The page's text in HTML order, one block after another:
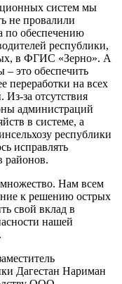
систем мы
не провалили
по обеспечению
республики,
в ФГИС «Зерно». А
– это обеспечить
переработки на всех
Из-за отсутствия
администраций
в системе, а
республики
исправлять
районов.
Нам всем
к решению острых
свой вклад в
нашей
Дагестан Нариман